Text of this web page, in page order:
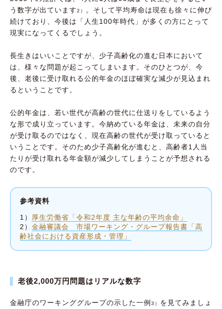
う数字が出ています2）
。そして平均寿命は現在も徐々に伸び
続けており、今後は「人生100年時代」が多くの方にとって
現実になってくるでしょう。
長生きはいいことですが、少子高齢化の進む日本において
は、様々な問題が起こってしまいます。そのひとつが、今
後、老後に受け取れる公的年金のほぼ確実な減少が見込まれ
るということです。
公的年金は、若い世代が高齢の世代に仕送りをしているよう
な形で成り立っています。今納めている年金は、未来の自分
が受け取るのではなく、現在高齢の世代が受け取っていると
いうことです。そのため少子高齢化が進むと、高齢者1人当
たりが受け取れる年金額が減少してしまうことが予想される
のです。
参考資料
1）
厚生労働省「令和2年度 主な年齢の平均余命」
2） 金融審議会 市場ワーキング・グループ報告書「高
齢社会における資産形成・管理」
老後2,000万円問題はリアルな数字
金融庁のワーキンググループの示した一例 3） を見てみましょ